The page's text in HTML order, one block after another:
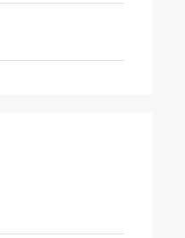
παραλήφθηκε πολύ γρήγορα.
προστατεύθηκε καλά με τη